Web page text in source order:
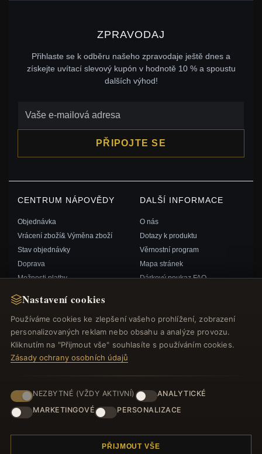
Nastavení cookies
Používáme cookies ke zlepšení vašeho prohlížení, zobrazení
personalizovaných reklam nebo obsahu a analýze provozu.
Kliknutím na "Přijmout vše" souhlasíte s používáním cookies.
Zásady ochrany osobních údajů
NEZBYTNÉ (VŽDY AKTIVNÍ)
ANALYTICKÉ
MARKETINGOVÉ
PERSONALIZACE
PŘIJMOUT VŠE
ZPRAVODAJ
Přihlaste se k odběru našeho zpravodaje ještě dnes a
získejte uvítací slevový kupón v hodnotě 10 % a spoustu
dalších výhod!
PŘIPOJTE SE
CENTRUM NÁPOVĚDY
Objednávka
Vrácení zboží& Výměna zboží
Stav objednávky
Doprava
Možnosti platby
Kontaktujte nás
DALŠÍ INFORMACE
O nás
Dotazy k produktu
Věrnostní program
Mapa stránek
Dárkový poukaz FAQ
RYCHLÉ ODKAZY
Nové produkty
Speciální nabídky
Blog
Recenze
Přihlásit se
SLEDUJTE NÁS